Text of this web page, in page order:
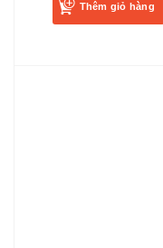
Thêm giỏ hàng